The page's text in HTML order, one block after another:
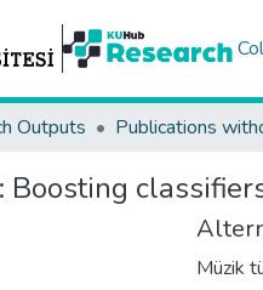
Outputs Publications
Boosting
Müzik